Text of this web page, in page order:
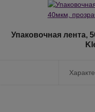
Упаковочная лента,